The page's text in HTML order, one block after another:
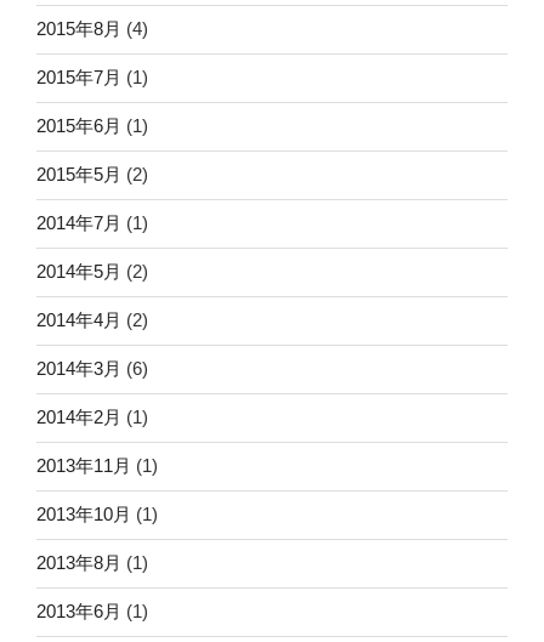
2015年8月 (4)
2015年7月 (1)
2015年6月 (1)
2015年5月 (2)
2014年7月 (1)
2014年5月 (2)
2014年4月 (2)
2014年3月 (6)
2014年2月 (1)
2013年11月 (1)
2013年10月 (1)
2013年8月 (1)
2013年6月 (1)